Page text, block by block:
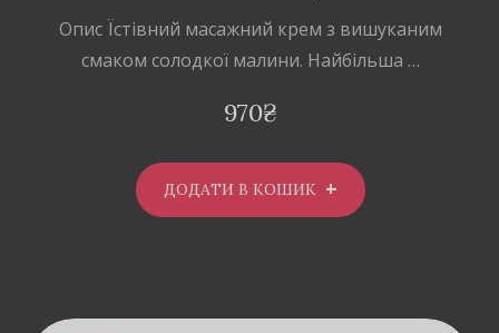
Опис Їстівний масажний крем з вишуканим
смаком солодкої малини. Найбільша …
970₴
ДОДАТИ В КОШИК